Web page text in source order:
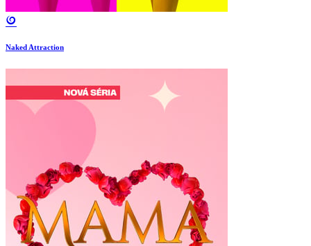
Naked Attraction